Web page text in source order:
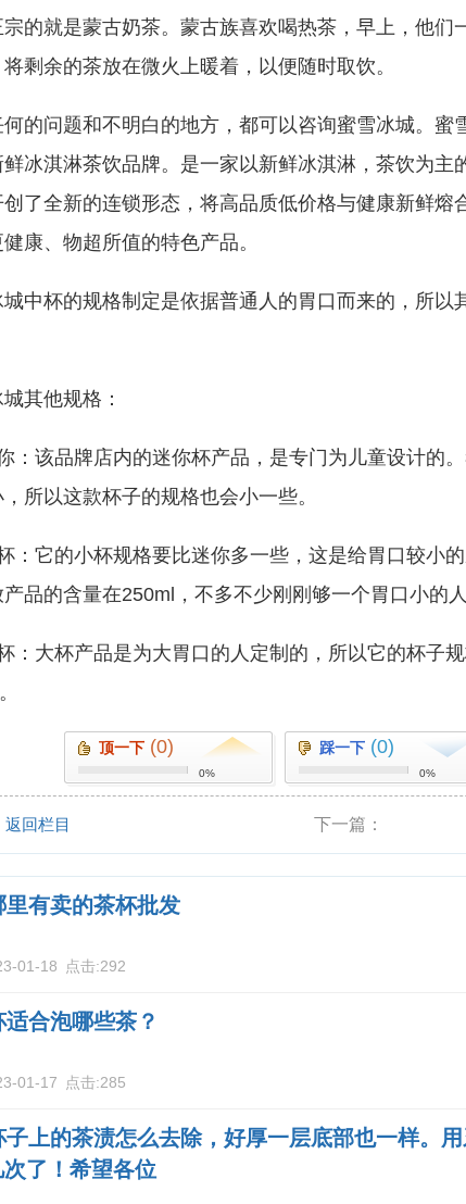
的就是蒙古奶茶。蒙古族喜欢喝热茶，早上，他们
剩余的茶放在微火上暖着，以便随时取饮。
的问题和不明白的地方，都可以咨询蜜雪冰城。蜜
鲜冰淇淋茶饮品牌。是一家以新鲜冰淇淋，茶饮为主
创了全新的连锁形态，将高品质低价格与健康新鲜熔
康、物超所值的特色产品。
中杯的规格制定是依据普通人的胃口而来的，所以
其他规格：
：该品牌店内的迷你杯产品，是专门为儿童设计的
所以这款杯子的规格也会小一些。
：它的小杯规格要比迷你多一些，这是给胃口较小的
品的含量在250ml，不多不少刚刚够一个胃口小的人
：大杯产品是为大胃口的人定制的，所以它的杯子
顶一下 (0)
0%
踩一下 (0)
0%
返回栏目 下一篇：
里有卖的茶杯批发
01-18 点击:292
适合泡哪些茶？
01-17 点击:285
子上的茶渍怎么去除，好厚一层底部也一样。
了！希望各位